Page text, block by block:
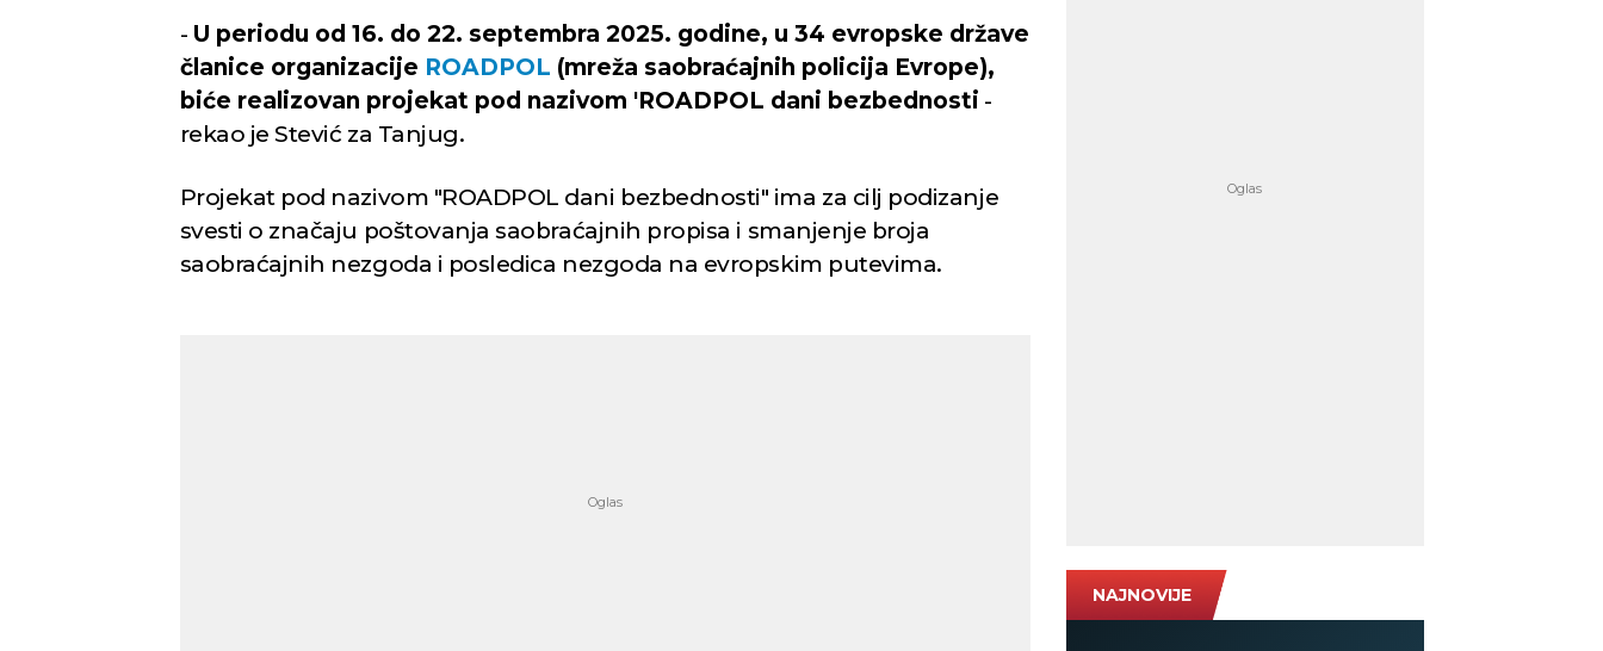
- U periodu od 16. do 22. septembra 2025. godine, u 34 evropske države
članice organizacije ROADPOL (mreža saobraćajnih policija Evrope),
biće realizovan projekat pod nazivom 'ROADPOL dani bezbednosti -
rekao je Stević za Tanjug.
Projekat pod nazivom "ROADPOL dani bezbednosti" ima za cilj podizanje
svesti o značaju poštovanja saobraćajnih propisa i smanjenje broja
saobraćajnih nezgoda i posledica nezgoda na evropskim putevima.
NAJNOVIJE